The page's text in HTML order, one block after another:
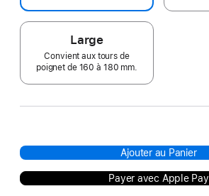
Large
Convient aux tours de
poignet de 160 à 180 mm.
Ajouter au Panier
Payer avec Apple Pay